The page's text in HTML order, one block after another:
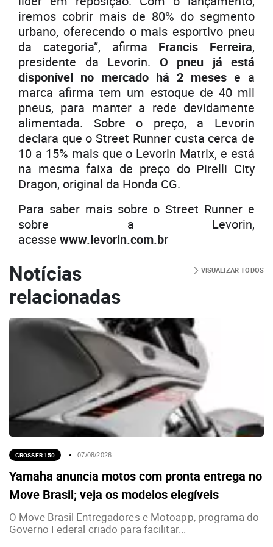
iremos cobrir mais de 80% do segmento
urbano, oferecendo o mais esportivo pneu
da categoria”, afirma Francis Ferreira,
presidente da Levorin. O pneu já está
disponível no mercado há 2 meses e a
marca afirma tem um estoque de 40 mil
pneus, para manter a rede devidamente
alimentada. Sobre o preço, a Levorin
declara que o Street Runner custa cerca de
10 a 15% mais que o Levorin Matrix, e está
na mesma faixa de preço do Pirelli City
Dragon, original da Honda CG.
Para saber mais sobre o Street Runner e
sobre a Levorin,
acesse www.levorin.com.br
Notícias
relacionadas
VISUALIZAR TODOS
CROSSER 150 07/08/2026
Yamaha anuncia motos com pronta entrega no
Move Brasil; veja os modelos elegíveis
O Move Brasil Entregadores e Motoapp, programa do
Governo Federal criado para facilitar...